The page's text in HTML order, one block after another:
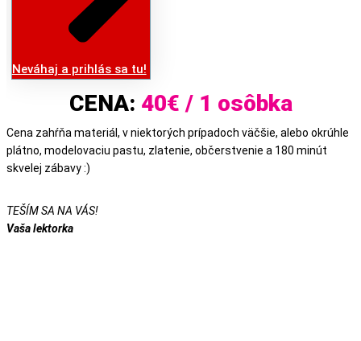
Neváhaj a prihlás sa tu!
CENA: 40€ / 1 osôbka
Cena zahŕňa materiál, v niektorých prípadoch väčšie, alebo okrúhle
plátno, modelovaciu pastu, zlatenie, občerstvenie a 180 minút
skvelej zábavy :)
TEŠÍM SA NA VÁS!
Vaša lektorka